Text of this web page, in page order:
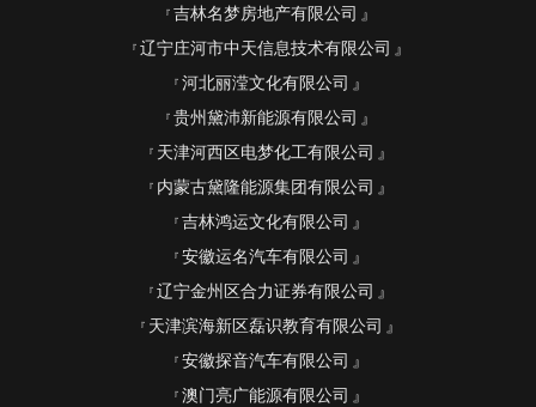
吉林名梦房地产有限公司
辽宁庄河市中天信息技术有限公司
河北丽滢文化有限公司
贵州黛沛新能源有限公司
天津河西区电梦化工有限公司
内蒙古黛隆能源集团有限公司
吉林鸿运文化有限公司
安徽运名汽车有限公司
辽宁金州区合力证券有限公司
天津滨海新区磊识教育有限公司
安徽探音汽车有限公司
澳门亮广能源有限公司